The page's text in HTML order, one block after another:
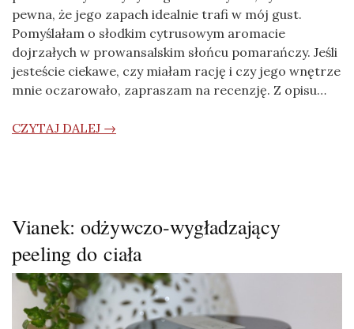
pewna, że jego zapach idealnie trafi w mój gust.
Pomyślałam o słodkim cytrusowym aromacie
dojrzałych w prowansalskim słońcu pomarańczy. Jeśli
jesteście ciekawe, czy miałam rację i czy jego wnętrze
mnie oczarowało, zapraszam na recenzję. Z opisu…
CZYTAJ DALEJ →
Vianek: odżywczo-wygładzający
peeling do ciała